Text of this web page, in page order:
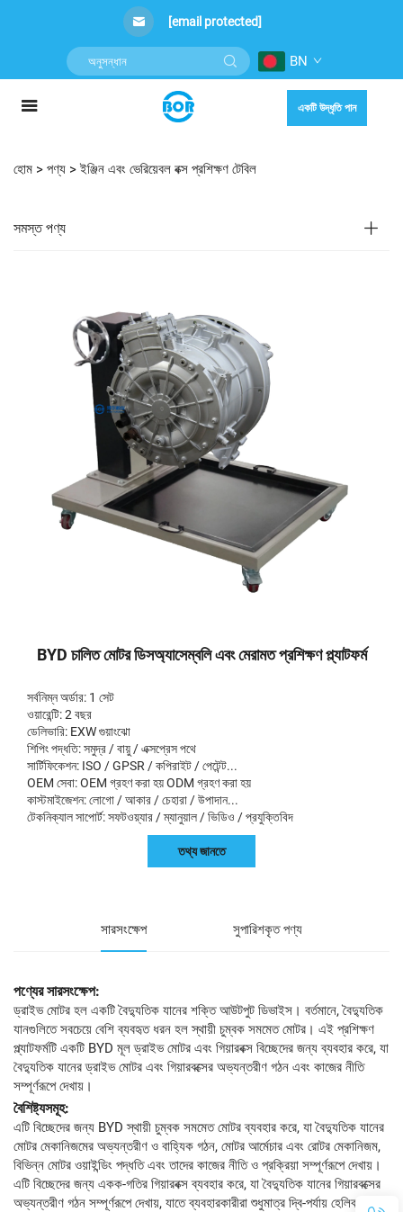
[email protected]
BN
একটি উদ্ধৃতি পান
হোম > পণ্য >ইঞ্জিন এবং ভেরিয়েবল বক্স প্রশিক্ষণ টেবিল
সমস্ত পণ্য
BYD চালিত মোটর ডিসঅ্যাসেম্বলি এবং মেরামত প্রশিক্ষণ প্ল্যাটফর্ম
সর্বনিম্ন অর্ডার: 1 সেট
ওয়ারেন্টি: 2 বছর
ডেলিভারি: EXW গুয়াংঝো
শিপিং পদ্ধতি: সমুদ্র / বায়ু / এক্সপ্রেস পথে
সার্টিফিকেশন: ISO / GPSR / কপিরাইট / পেটেন্ট...
OEM সেবা: OEM গ্রহণ করা হয় ODM গ্রহণ করা হয়
কাস্টমাইজেশন: লোগো / আকার / চেহারা / উপাদান...
টেকনিক্যাল সাপোর্ট: সফটওয়্যার / ম্যানুয়াল / ভিডিও / প্রযুক্তিবিদ
তথ্য জানতে
সারসংক্ষেপ সুপারিশকৃত পণ্য
পণ্যের সারসংক্ষেপ:
ড্রাইভ মোটর হল একটি বৈদ্যুতিক যানের শক্তি আউটপুট ডিভাইস। বর্তমানে, বৈদ্যুতিক
যানগুলিতে সবচেয়ে বেশি ব্যবহৃত ধরন হল স্থায়ী চুম্বক সমমেত মোটর। এই প্রশিক্ষণ
প্ল্যাটফর্মটি একটি BYD মূল ড্রাইভ মোটর এবং গিয়ারবক্স বিচ্ছেদের জন্য ব্যবহার করে, যা
বৈদ্যুতিক যানের ড্রাইভ মোটর এবং গিয়ারবক্সের অভ্যন্তরীণ গঠন এবং কাজের নীতি
সম্পূর্ণরূপে দেখায়।
বৈশিষ্ট্যসমূহ:
এটি বিচ্ছেদের জন্য BYD স্থায়ী চুম্বক সমমেত মোটর ব্যবহার করে, যা বৈদ্যুতিক যানের
মোটর মেকানিজমের অভ্যন্তরীণ ও বাহ্যিক গঠন, মোটর আর্মেচার এবং রোটর মেকানিজম,
বিভিন্ন মোটর ওয়াইন্ডিং পদ্ধতি এবং তাদের কাজের নীতি ও প্রক্রিয়া সম্পূর্ণরূপে দেখায়।
এটি বিচ্ছেদের জন্য একক-গতির গিয়ারবক্স ব্যবহার করে, যা বৈদ্যুতিক যানের গিয়ারবক্সের
অভ্যন্তরীণ গঠন সম্পূর্ণরূপে দেখায়, যাতে ব্যবহারকারীরা শুধুমাত্র দ্বি-পর্যায় হেলিকাল